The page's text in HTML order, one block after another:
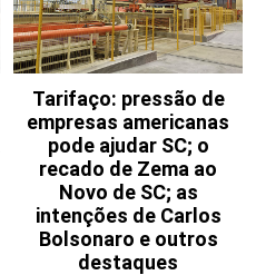
Tarifaço: pressão de
empresas americanas
pode ajudar SC; o
recado de Zema ao
Novo de SC; as
intenções de Carlos
Bolsonaro e outros
destaques